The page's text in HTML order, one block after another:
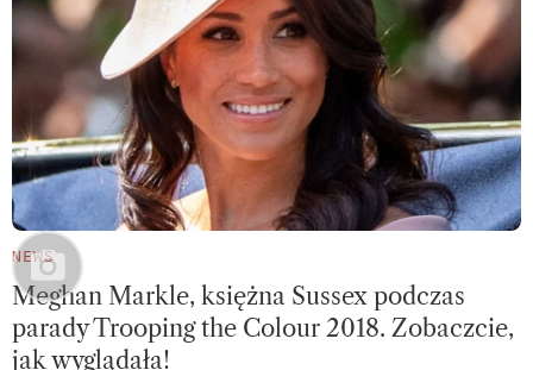
NEWS
Meghan Markle, księżna Sussex podczas
parady Trooping the Colour 2018. Zobaczcie,
jak wyglądała!